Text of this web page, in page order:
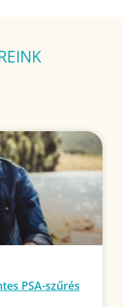
PSA-szűrés